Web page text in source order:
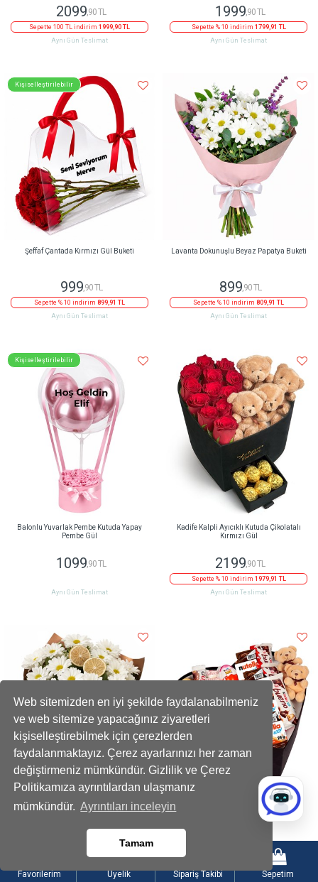
Web sitemizden en iyi şekilde faydalanabilmeniz
ve web sitemize yapacağınız ziyaretleri
kişiselleştirebilmek için çerezlerden
faydalanmaktayız. Çerez ayarlarınızı her zaman
değiştirmeniz mümkündür. Gizlilik ve Çerez
Politikamıza ayrıntılardan ulaşmanız
mümkündür. Ayrıntıları inceleyin
Tamam
2099 ,90 TL
Sepette 100 TL indirim 1999,90 TL
Aynı Gün Teslimat
1999 ,90 TL
Sepette % 10 indirim 1799,91 TL
Aynı Gün Teslimat
Kişiselleştirilebilir
Şeffaf Çantada Kırmızı Gül Buketi
999,90 TL
Sepette % 10 indirim 899,91 TL
Aynı Gün Teslimat
Lavanta Dokunuşlu Beyaz Papatya Buketi
899,90 TL
Sepette % 10 indirim 809,91 TL
Aynı Gün Teslimat
Kişiselleştirilebilir
Balonlu Yuvarlak Pembe Kutuda Yapay
Pembe Gül
1099 ,90 TL
Aynı Gün Teslimat
Kadife Kalpli Ayıcıklı Kutuda Çikolatalı
Kırmızı Gül
2199 ,90 TL
Sepette % 10 indirim 1979,91 TL
Aynı Gün Teslimat
Limon Dilimli Beyaz Papatya Buketi
Sepette % 10 indirim
Dev Kalp Kutuda Mini Ayıcıklı Gourmet
Favorilerim Üyelik Sipariş Takibi Sepetim